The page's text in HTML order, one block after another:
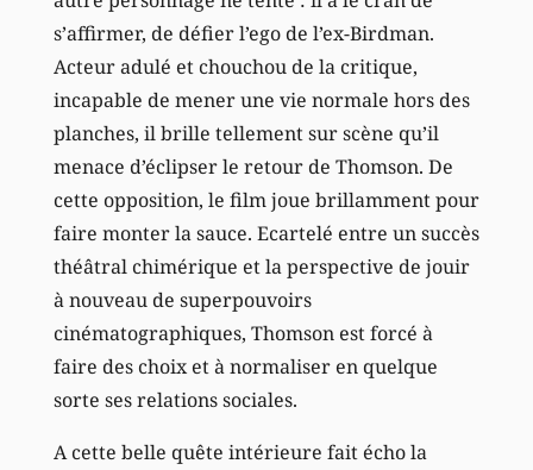
s’affirmer, de défier l’ego de l’ex-Birdman.
Acteur adulé et chouchou de la critique,
incapable de mener une vie normale hors des
planches, il brille tellement sur scène qu’il
menace d’éclipser le retour de Thomson. De
cette opposition, le film joue brillamment pour
faire monter la sauce. Ecartelé entre un succès
théâtral chimérique et la perspective de jouir
à nouveau de superpouvoirs
cinématographiques, Thomson est forcé à
faire des choix et à normaliser en quelque
sorte ses relations sociales.
A cette belle quête intérieure fait écho la